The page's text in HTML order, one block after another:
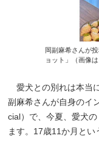
岡副麻希さんが
ョット」（画像
愛犬との別れは本当
副麻希さんが自身のイ
cial）で、今夏、愛犬
ます。17歳11か月とい